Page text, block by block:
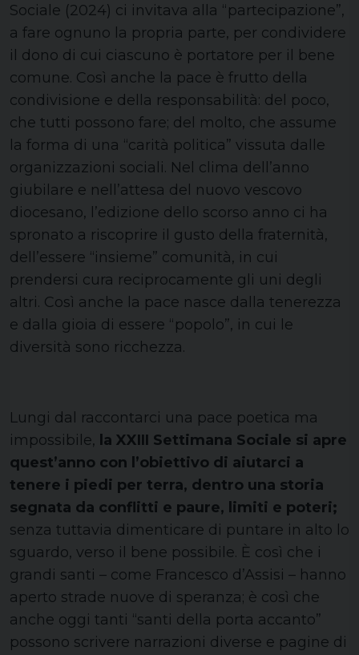
Sociale (2024) ci invitava alla “partecipazione”,
a fare ognuno la propria parte, per condividere
il dono di cui ciascuno è portatore per il bene
comune. Così anche la pace è frutto della
condivisione e della responsabilità: del poco,
che tutti possono fare; del molto, che assume
la forma di una “carità politica” vissuta dalle
organizzazioni sociali. Nel clima dell’anno
giubilare e nell’attesa del nuovo vescovo
diocesano, l’edizione dello scorso anno ci ha
spronato a riscoprire il gusto della fraternità,
dell’essere “insieme” comunità, in cui
prendersi cura reciprocamente gli uni degli
altri. Così anche la pace nasce dalla tenerezza
e dalla gioia di essere “popolo”, in cui le
diversità sono ricchezza.
Lungi dal raccontarci una pace poetica ma
impossibile, la XXIII Settimana Sociale si apre
quest’anno con l’obiettivo di aiutarci a
tenere i piedi per terra, dentro una storia
segnata da conflitti e paure, limiti e poteri;
senza tuttavia dimenticare di puntare in alto lo
sguardo, verso il bene possibile. È così che i
grandi santi – come Francesco d’Assisi – hanno
aperto strade nuove di speranza; è così che
anche oggi tanti “santi della porta accanto”
possono scrivere narrazioni diverse e pagine di